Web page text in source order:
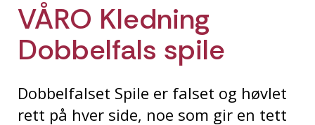
VÅRO Kledning
Dobbelfals spile
Dobbelfalset Spile er falset og høvlet
rett på hver side, noe som gir en tett